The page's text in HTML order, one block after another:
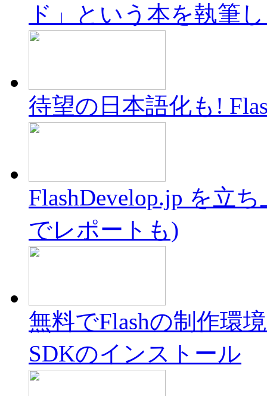
ド」という本を執筆
待望の日本語化も!
FlashDevelop.jp を立
でレポートも)
無料でFlashの制作環
SDKのインストール